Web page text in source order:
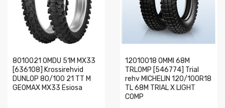
8010021 OMDU 51M MX33
[636108] Krossirehvid
DUNLOP 80/100 21 TT M
GEOMAX MX33 Esiosa
12010018 OMMI 68M
TRLOMP [546774] Trial
rehv MICHELIN 120/100R18
TL 68M TRIAL X LIGHT
COMP